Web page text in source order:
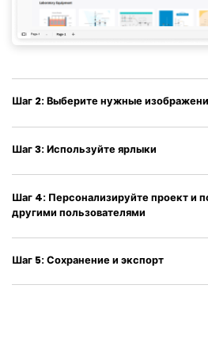
Шаг 2: Выберите нужные
Шаг 3: Используйте ярлыки
Шаг 4: Персонализируйте проект и
другими пользователями
Шаг 5: Сохранение и экспорт